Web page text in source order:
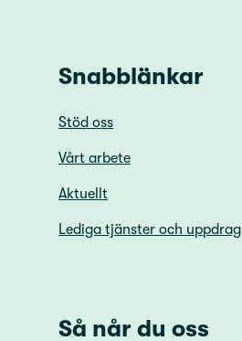
Snabblänkar
Stöd oss
Vårt arbete
Aktuellt
Lediga tjänster och uppdrag
Så når du oss